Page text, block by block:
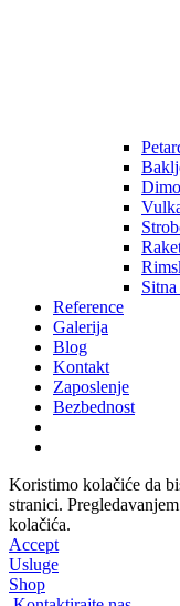
Reference
Galerija
Blog
Kontakt
Zaposlenje
Bezbednost
Koristimo kolačiće da
stranici.
kolačića.
Accept
Usluge
Shop